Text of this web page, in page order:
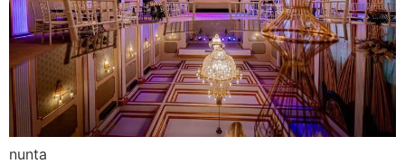
nunta